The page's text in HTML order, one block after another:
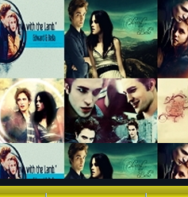
ตำนานแม่นางอ๊ก